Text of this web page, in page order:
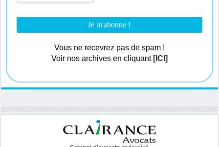
Vous ne recevrez pas de spam !
Voir nos archives en cliquant [ICI]